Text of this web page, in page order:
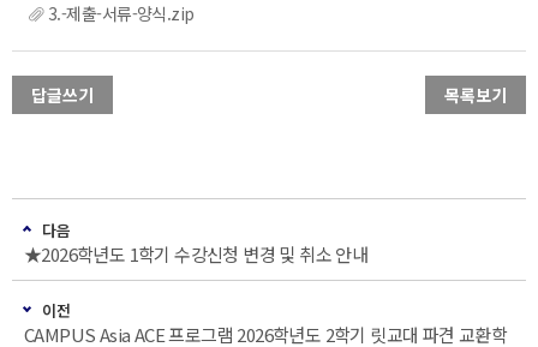
3.-제출-서류-양식.zip
답글쓰기 목록보기
다음
★2026학년도 1학기 수강신청 변경 및 취소 안내
이전
CAMPUS Asia ACE 프로그램 2026학년도 2학기 릿교대 파견 교환학